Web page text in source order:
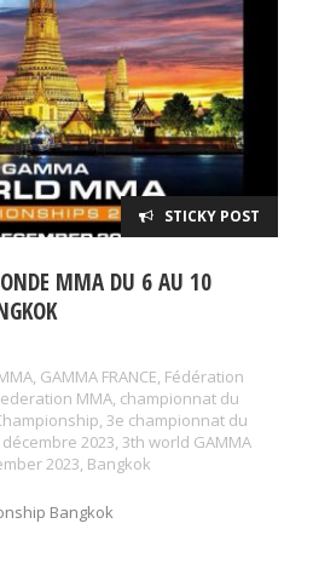
STICKY POST
MMA DU 6 AU 10
, GAMMA FRANCE, Fédération
MMA, championnat du
, 3e championnat du
2023, 3th world GAMMA
2023, Bangkok
Bangkok